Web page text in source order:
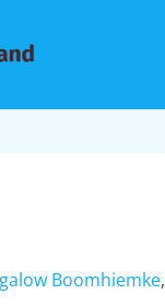
Boomhiemke,